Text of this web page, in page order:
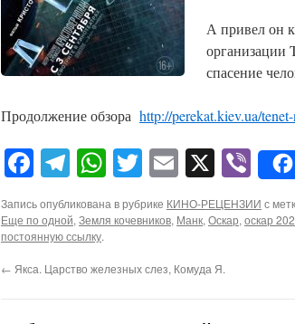
А привел он
организации
спасение
Продолжение обзора http://perekat.kiev.ua/
Facebook
Telegram
WhatsApp
Twitter
Email
X
Запись опубликована в рубрике КИНО-РЕЦЕНЗИИ с
Еще по одной,Земля кочевников, Манк,Оскар,оскар
постоянную ссылку.
← Якса. Царство железных слез, Комуда Я.